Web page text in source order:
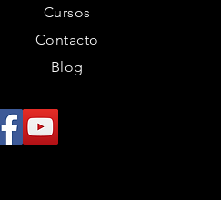
Cursos
Contacto
Blog